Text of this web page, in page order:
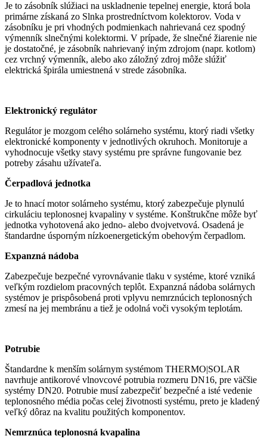
Je to zásobník slúžiaci na uskladnenie tepelnej energie, ktorá bola
primárne získaná zo Slnka prostredníctvom kolektorov. Voda v
zásobníku je pri vhodných podmienkach nahrievaná cez spodný
výmenník slnečnými kolektormi. V prípade, že slnečné žiarenie nie
je dostatočné, je zásobník nahrievaný iným zdrojom (napr. kotlom)
cez vrchný výmenník, alebo ako záložný zdroj môže slúžiť
elektrická špirála umiestnená v strede zásobníka.
Elektronický regulátor
Regulátor je mozgom celého solárneho systému, ktorý riadi všetky
elektronické komponenty v jednotlivých okruhoch. Monitoruje a
vyhodnocuje všetky stavy systému pre správne fungovanie bez
potreby zásahu užívateľa.
Čerpadlová jednotka
Je to hnací motor solárneho systému, ktorý zabezpečuje plynulú
cirkuláciu teplonosnej kvapaliny v systéme. Konštrukčne môže byť
jednotka vyhotovená ako jedno- alebo dvojvetvová. Osadená je
štandardne úsporným nízkoenergetickým obehovým čerpadlom.
Expanzná nádoba
Zabezpečuje bezpečné vyrovnávanie tlaku v systéme, ktoré vzniká
veľkým rozdielom pracovných teplôt. Expanzná nádoba solárnych
systémov je prispôsobená proti vplyvu nemrznúcich teplonosných
zmesí na jej membránu a tiež je odolná voči vysokým teplotám.
Potrubie
Štandardne k menším solárnym systémom THERMO|SOLAR
navrhuje antikorové vlnovcové potrubia rozmeru DN16, pre väčšie
systémy DN20. Potrubie musí zabezpečiť bezpečné a isté vedenie
teplonosného média počas celej životnosti systému, preto je kladený
veľký dôraz na kvalitu použitých komponentov.
Nemrznúca teplonosná kvapalina